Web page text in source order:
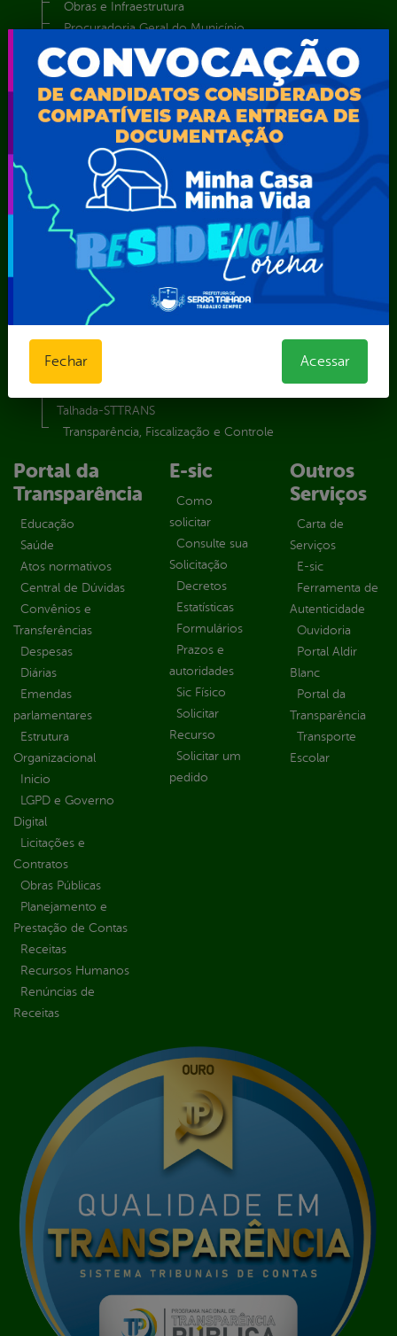
Obras e Infraestrutura
Procuradoria Geral do Município
Secretaria de Comunicação Social e Audiovisual
Secretaria de Desenvolvimento Econômico e Turismo
Secretaria de Iluminação Pública e Energia Elétrica
Secretaria Municipal da Mulher – SEMU
Secretaria Municipal de Administração – SAD
Secretaria Municipal de Agricultura e Recursos Hídricos –
SEMARH / Secretaria de Agricultura Familiar – SEMAF
Secretaria Municipal de Educação – SEST
Secretaria Municipal de Esporte e Lazer – SEMEL
Secretaria Municipal de Finanças – SECFIN
Secretaria Municipal de Governo – SEGOV
Secretaria Municipal de Meio Ambiente – SEMA
Secretaria Municipal de Planejamento e Gestão – SEPLAG
Secretaria Municipal de Relações Institucionais – SEMRI
Secretaria Municipal de Serviços Públicos – SEMUSP
Talhada-STTRANS
Transparência, Fiscalização e Controle
Portal da
Transparência
Educação
Saúde
Atos normativos
Central de Dúvidas
Convênios e
Transferências
Despesas
Diárias
Emendas
parlamentares
Estrutura
Organizacional
Inicio
LGPD e Governo
Digital
Licitações e
Contratos
Obras Públicas
Planejamento e
Prestação de Contas
Receitas
Recursos Humanos
Renúncias de
Receitas
E-sic
Como
solicitar
Consulte sua
Solicitação
Decretos
Estatísticas
Formulários
Prazos e
autoridades
Sic Físico
Solicitar
Recurso
Solicitar um
pedido
Outros
Serviços
Carta de
Serviços
E-sic
Ferramenta de
Autenticidade
Ouvidoria
Portal Aldir
Blanc
Portal da
Transparência
Transporte
Escolar
Fechar Acessar